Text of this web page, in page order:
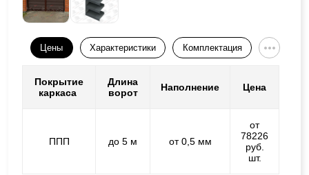
Цены Характеристики Комплектация
Покрытие
каркаса
Длина
ворот
Наполнение Цена
ППП до 5 м от 0,5 мм
от
78226
руб.
шт.